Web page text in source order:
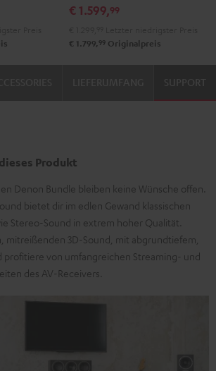
Set"
€ 1.599,99
€ 1.799, 99 Originalpreis
SUPPORT
Produkt
Denon Bundle bleiben keine Wünsche offen.
bietet dir im edlen Gewand klassischen
Stereo-Sound in extrem hoher Qualität.
mitreißenden 3D-Sound, mit abgrundtiefem,
profitiere von umfangreichen Streaming- und
des AV-Receivers.